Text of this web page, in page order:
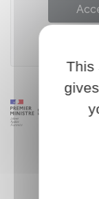
This